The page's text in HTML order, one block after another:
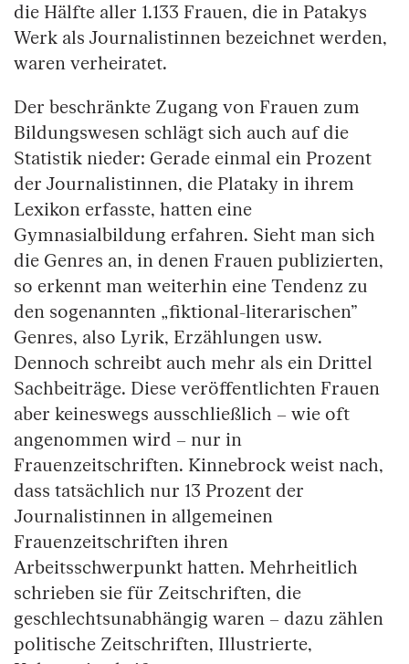
die Hälfte aller 1.133 Frauen, die in Patakys
Werk als Journalistinnen bezeichnet werden,
waren verheiratet.
Der beschränkte Zugang von Frauen zum
Bildungswesen schlägt sich auch auf die
Statistik nieder: Gerade einmal ein Prozent
der Journalistinnen, die Plataky in ihrem
Lexikon erfasste, hatten eine
Gymnasialbildung erfahren. Sieht man sich
die Genres an, in denen Frauen publizierten,
so erkennt man weiterhin eine Tendenz zu
den sogenannten „fiktional-literarischen”
Genres, also Lyrik, Erzählungen usw.
Dennoch schreibt auch mehr als ein Drittel
Sachbeiträge. Diese veröffentlichten Frauen
aber keineswegs ausschließlich – wie oft
angenommen wird – nur in
Frauenzeitschriften. Kinnebrock weist nach,
dass tatsächlich nur 13 Prozent der
Journalistinnen in allgemeinen
Frauenzeitschriften ihren
Arbeitsschwerpunkt hatten. Mehrheitlich
schrieben sie für Zeitschriften, die
geschlechtsunabhängig waren – dazu zählen
politische Zeitschriften, Illustrierte,